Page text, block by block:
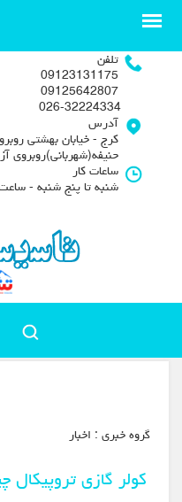
تلفن
09123131175
09125642807
آدرس
حنیفه(شهربانی)روبروی
ساعات کار
شنبه تا پنج شنبه - ساعت 9 الی
گروه خبري : اخبار
کولر گازی